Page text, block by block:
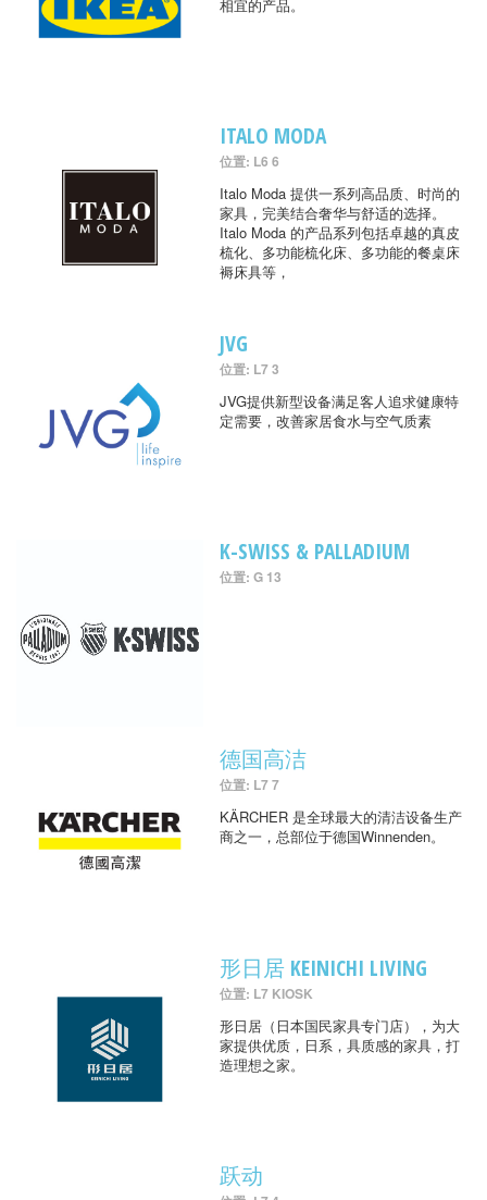
相宜的产品。
ITALO MODA
位置: L6 6
Italo Moda 提供一系列高品质、时尚的
家具，完美结合奢华与舒适的选择。
Italo Moda 的产品系列包括卓越的真皮
梳化、多功能梳化床、多功能的餐桌床
褥床具等，
JVG
位置: L7 3
JVG提供新型设备满足客人追求健康特
定需要，改善家居食水与空气质素
K-SWISS & PALLADIUM
位置: G 13
德国高洁
位置: L7 7
KÄRCHER 是全球最大的清洁设备生产
商之一，总部位于德国Winnenden。
形日居 KEINICHI LIVING
位置: L7 KIOSK
形日居（日本国民家具专门店），为大
家提供优质，日系，具质感的家具，打
造理想之家。
跃动